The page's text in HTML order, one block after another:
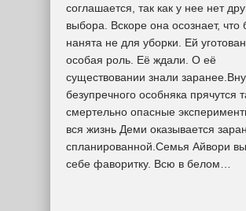
соглашается, так как у нее нет
выбора. Вскоре она осознает, что
нанята не для уборки. Ей
особая роль. Её ждали. О её
существовании знали
безупречного особняка прячутся
смертельно опасные
вся жизнь Деми оказывается
спланированной.Семья Айвори
себе фаворитку. Всю в белом…